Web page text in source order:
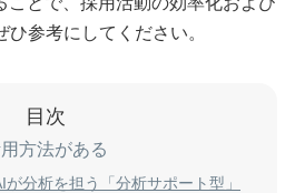
参考にしてください。
目次
方法がある
分析を担う「分析サポート型」